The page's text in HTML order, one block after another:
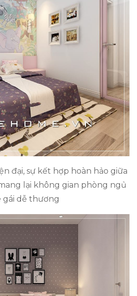
đại, sự kết hợp hoàn hảo giữa
lại không gian phòng ngủ
gái dễ thương